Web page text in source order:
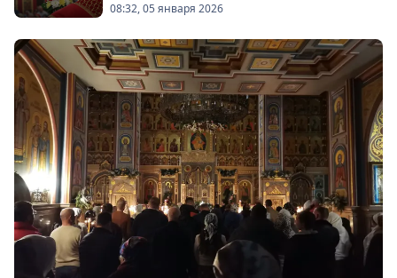
08:32, 05 января 2026